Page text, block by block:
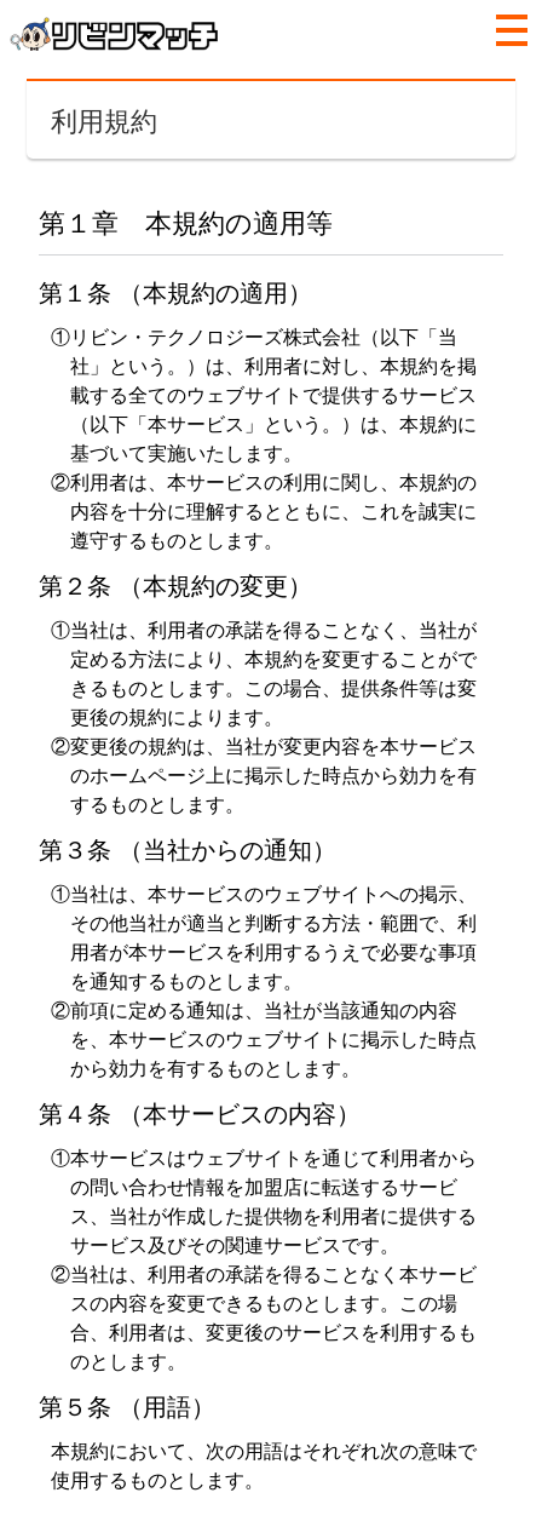
利用規約
第１章 本規約の適用等
第１条 （本規約の適用）
①リビン・テクノロジーズ株式会社（以下「当
社」という。）は、利用者に対し、本規約を掲
載する全てのウェブサイトで提供するサービス
（以下「本サービス」という。）は、本規約に
基づいて実施いたします。
②利用者は、本サービスの利用に関し、本規約の
内容を十分に理解するとともに、これを誠実に
遵守するものとします。
第２条 （本規約の変更）
①当社は、利用者の承諾を得ることなく、当社が
定める方法により、本規約を変更することがで
きるものとします。この場合、提供条件等は変
更後の規約によります。
②変更後の規約は、当社が変更内容を本サービス
のホームページ上に掲示した時点から効力を有
するものとします。
第３条 （当社からの通知）
①当社は、本サービスのウェブサイトへの掲示、
その他当社が適当と判断する方法・範囲で、利
用者が本サービスを利用するうえで必要な事項
を通知するものとします。
②前項に定める通知は、当社が当該通知の内容
を、本サービスのウェブサイトに掲示した時点
から効力を有するものとします。
第４条 （本サービスの内容）
①本サービスはウェブサイトを通じて利用者から
の問い合わせ情報を加盟店に転送するサービ
ス、当社が作成した提供物を利用者に提供する
サービス及びその関連サービスです。
②当社は、利用者の承諾を得ることなく本サービ
スの内容を変更できるものとします。この場
合、利用者は、変更後のサービスを利用するも
のとします。
第５条 （用語）
本規約において、次の用語はそれぞれ次の意味で
使用するものとします。